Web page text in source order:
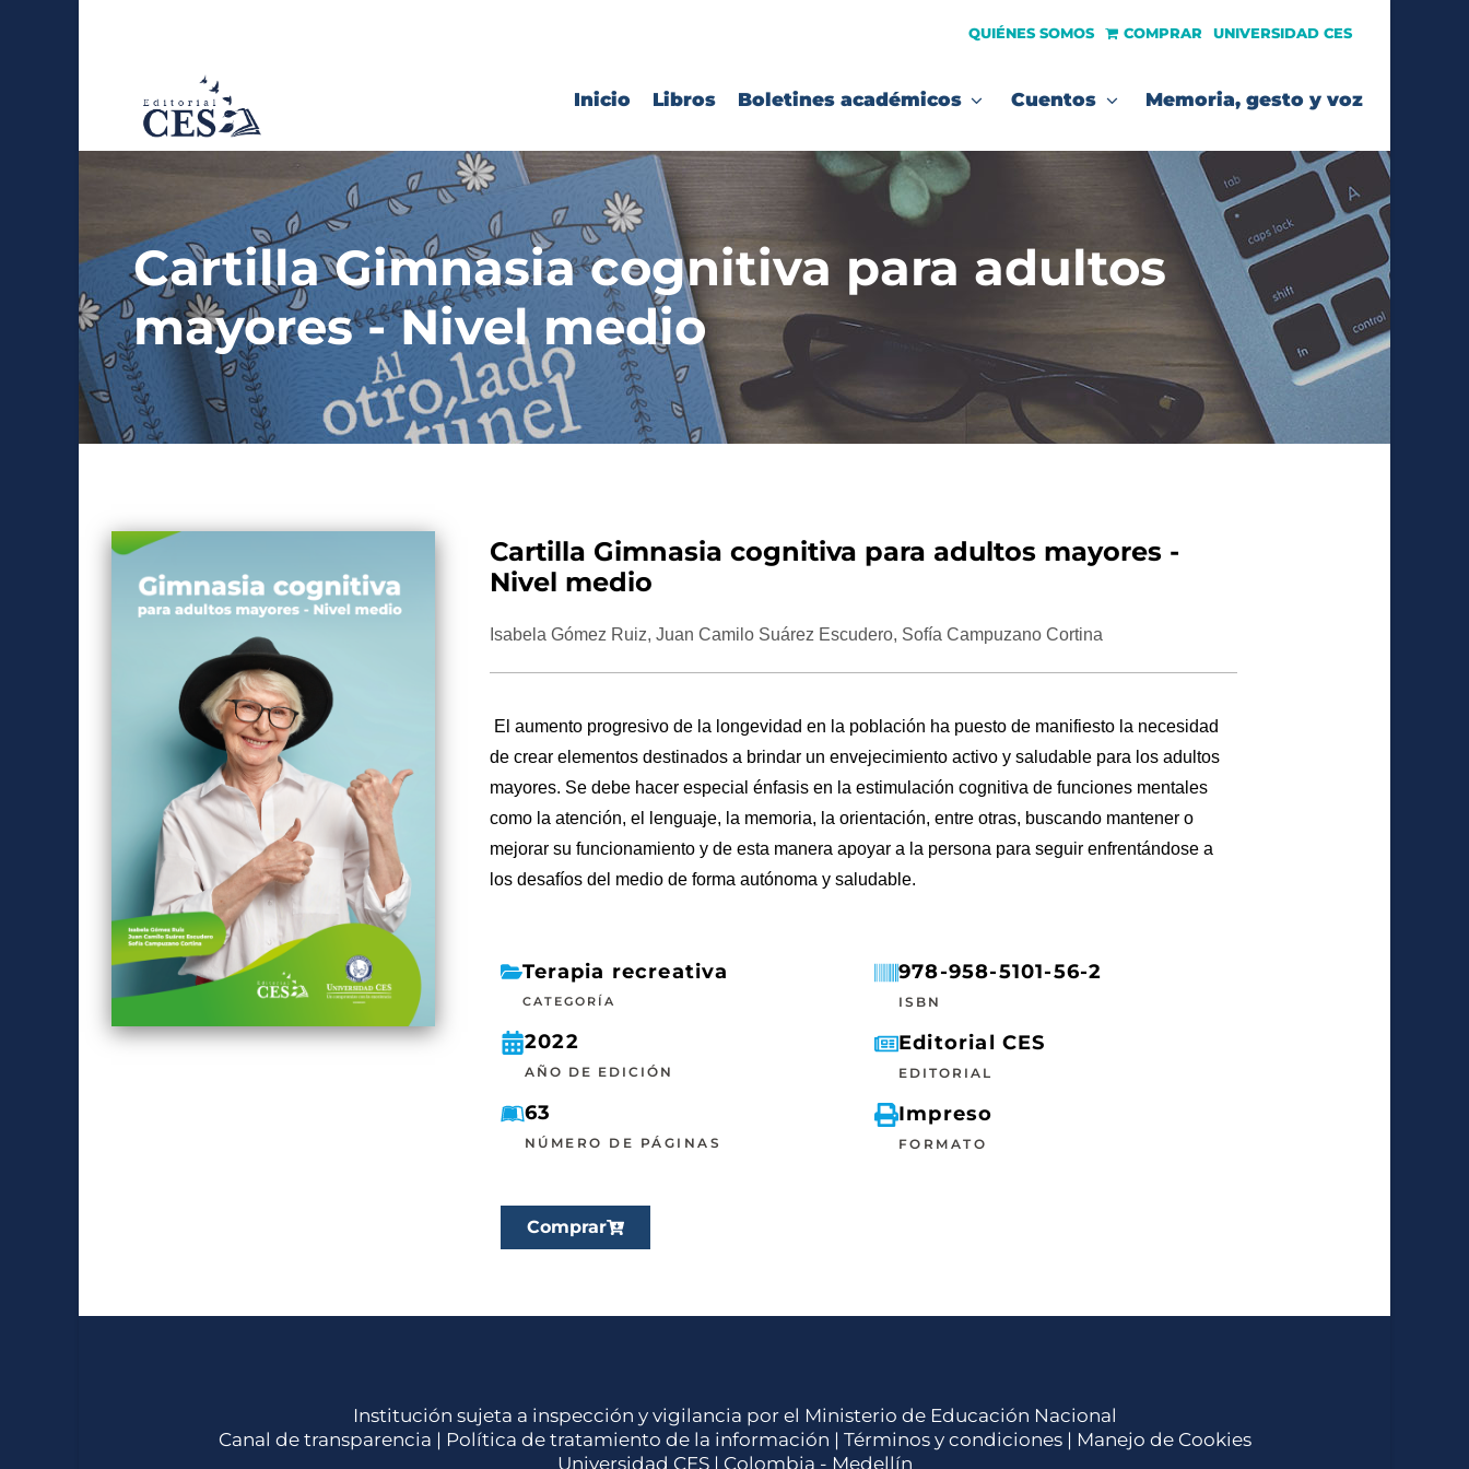
QUIÉNES SOMOS COMPRAR UNIVERSIDAD CES
Inicio Libros Boletines académicos Cuentos Memoria, gesto y voz
Cartilla Gimnasia cognitiva para adultos
mayores - Nivel medio
Cartilla Gimnasia cognitiva para adultos mayores -
Nivel medio
Isabela Gómez Ruiz, Juan Camilo Suárez Escudero, Sofía Campuzano Cortina
El aumento progresivode la longevidad en la población ha puesto de manifiesto la necesidad
de crear el ementos destinados a brindar un envejecimiento activo y saludable para los adultos
mayores. Se debe hacer especial énfasis en la estimulación cognitiva de funciones mentales
como la atención, el
lenguaje, la memoria, la orientación, entre otras, buscando mantener o
mejorar su funcionamiento y de esta manera apoyar a la persona para seguir enfrentándose a
los desafíos del medio de forma autónoma y saludable.
Terapia recreativa
CATEGORÍA
2022
AÑO DE EDICIÓN
63
NÚMERO DE PÁGINAS
Comprar
978-958-5101-56-2
ISBN
Editorial CES
EDITORIAL
Impreso
FORMATO
Institución sujeta a inspección y vigilancia por el Ministerio de Educación Nacional
Canal de transparencia | Política de tratamiento de la información | Términos y condiciones| Manejo de Cookies
Universidad CES | Colombia - Medellín